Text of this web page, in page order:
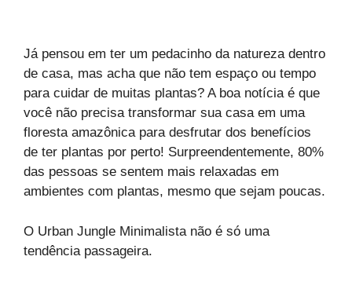
Já pensou em ter um pedacinho da natureza dentro
de casa, mas acha que não tem espaço ou tempo
para cuidar de muitas plantas? A boa notícia é que
você não precisa transformar sua casa em uma
floresta amazônica para desfrutar dos benefícios
de ter plantas por perto! Surpreendentemente, 80%
das pessoas se sentem mais relaxadas em
ambientes com plantas, mesmo que sejam poucas.
O Urban Jungle Minimalista não é só uma
tendência passageira.